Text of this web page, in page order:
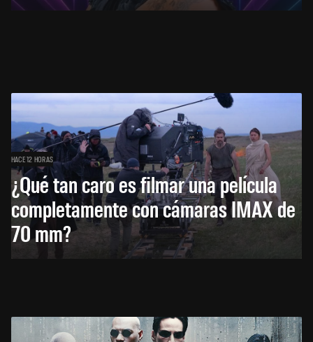
HACE 12 HORAS
¿Qué tan caro es filmar una película
completamente con cámaras IMAX de
70 mm?